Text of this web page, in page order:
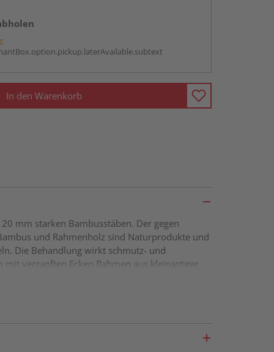
In den Warenkorb
mm starken Bambusstäben. Der gegen
und Rahmenholz sind Naturprodukte und
Die Behandlung wirkt schmutz- und
verzapften Ecken Rahmen aus kleinastiger
Fixiert mit 2 Edelstahlstangen